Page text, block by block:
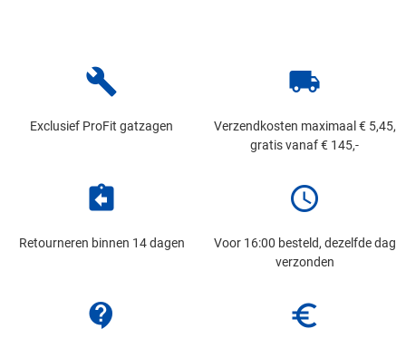
build
Exclusief ProFit gatzagen
local_shipping
Verzendkosten maximaal € 5,45,
gratis vanaf € 145,-
assignment_return
Retourneren binnen 14 dagen
schedule
Voor 16:00 besteld, dezelfde dag
verzonden
contact_support euro_symbol